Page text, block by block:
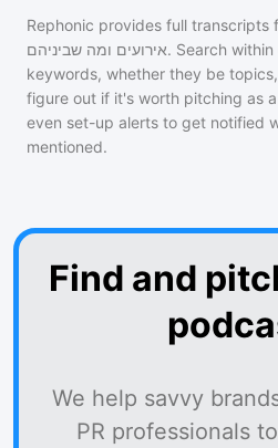
Rephonic provides full transcripts
אירועים ומה שביניהם. Search
keywords, whether they be
figure out if it's worth pitching as
even set-up alerts to get notified
mentioned.
Find and
We help savvy
PR professionals